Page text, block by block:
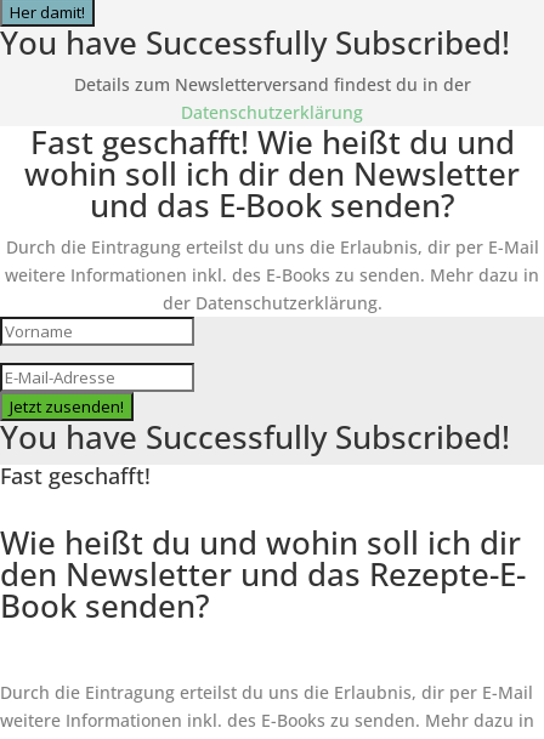
Her damit!
You have Successfully Subscribed!
Details zum Newsletterversand findest du in der
Datenschutzerklärung
Fast geschafft! Wie heißt du und
wohin soll ich dir den Newsletter
und das E-Book senden?
Durch die Eintragung erteilst du uns die Erlaubnis, dir per E-Mail
weitere Informationen inkl. des E-Books zu senden. Mehr dazu in
der Datenschutzerklärung.
Jetzt zusenden!
You have Successfully Subscribed!
Fast geschafft!
Wie heißt du und wohin soll ich dir
den Newsletter und das Rezepte-E-
Book senden?
Durch die Eintragung erteilst du uns die Erlaubnis, dir per E-Mail
weitere Informationen inkl. des E-Books zu senden. Mehr dazu in